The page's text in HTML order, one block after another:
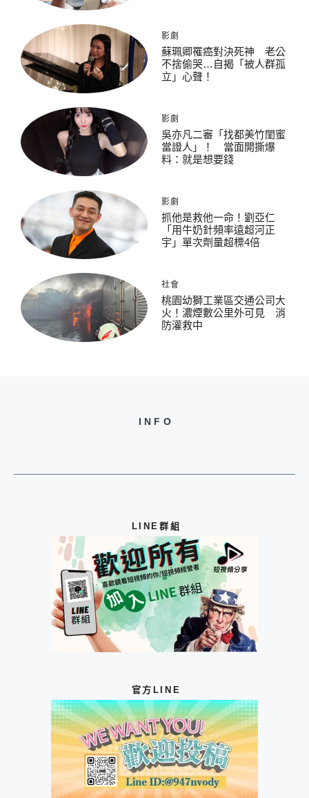
影劇
蘇珮卿罹癌對決死神 老公
不捨偷哭…自揭「被人群孤
立」心聲！
影劇
吳亦凡二審「找都美竹閨蜜
當證人」！ 當面開撕爆
料：就是想要錢
影劇
抓他是救他一命！劉亞仁
「用牛奶針頻率遠超河正
宇」單次劑量超標4倍
社會
桃園幼獅工業區交通公司大
火！濃煙數公里外可見 消
防灌救中
INFO
LINE群組
官方LINE